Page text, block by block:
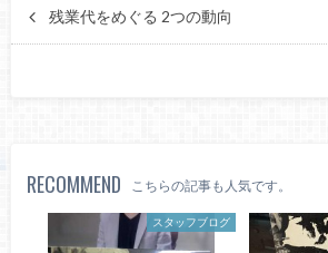
残業代をめぐる 2つの動向
RECOMMEND こちらの記事も人気です。
スタッフブログ